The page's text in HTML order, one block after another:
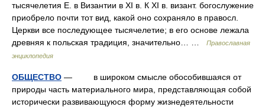
тысячелетия Е. в Византии в XI в. К XI в. визант. богослужение
приобрело почти тот вид, какой оно сохраняло в правосл.
Церкви все последующее тысячелетие; в его основе лежала
древняя к польская традиция, значительно… …
Православная
энциклопедия
ОБЩЕСТВО — в широком смысле обособившаяся от
природы часть материального мира, представляющая собой
исторически развивающуюся форму жизнедеятельности